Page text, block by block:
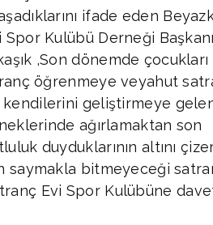
ifade eden
Spor Kulübü Derneği Başkanı
,Son dönemde çocukları
öğrenmeye veyahut
kendilerini geliştirmeye
ağırlamaktan son
duyduklarının altını
saymakla bitmeyeceği
Evi Spor Kulübüne